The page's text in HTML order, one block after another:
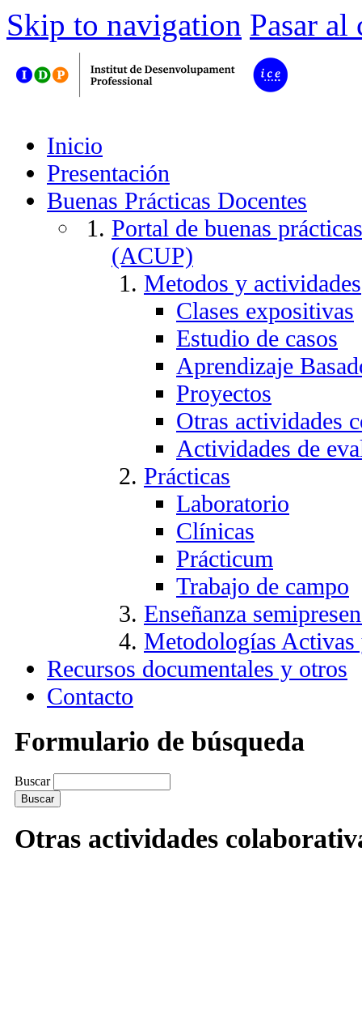
Skip to navigation Pasar
Inicio
Presentación
Buenas Prácticas Docentes
Portal de buenas
(ACUP)
Metodos y actividades
Clases expositivas
Estudio de casos
Aprendizaje
Proyectos
Otras actividades
Actividades de
Prácticas
Laboratorio
Clínicas
Prácticum
Trabajo de campo
Enseñanza
Metodologías
Recursos documentales y otros
Contacto
Formulario de búsqueda
Buscar
Otras actividades